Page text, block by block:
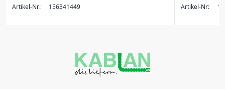
Artikel-Nr: 156341449 Artikel-Nr: